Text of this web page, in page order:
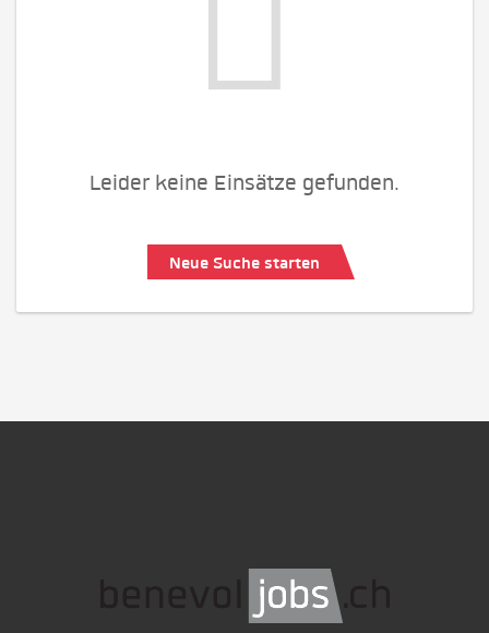
Leider keine Einsätze gefunden.
Neue Suche starten